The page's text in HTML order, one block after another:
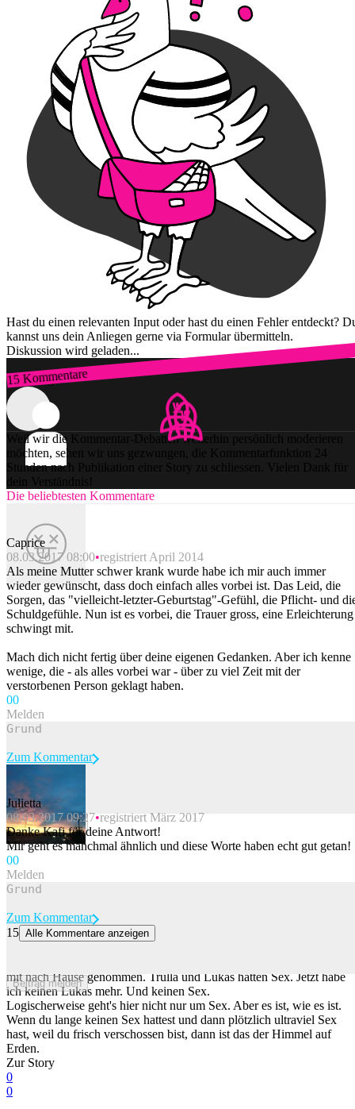
Hast du einen relevanten Input oder hast du einen Fehler entdeckt?
kannst uns dein Anliegen gerne via Formular übermitteln.
Diskussion wird geladen...
15 Kommentare
Zum Login
Weil wir die Kommentar-Debatten weiterhin persönlich moderieren
möchten, sehen wir uns gezwungen, die Kommentarfunktion 24
Stunden nach Publikation einer Story zu schliessen. Vielen Dank für
dein Verständnis!
Die beliebtesten Kommentare
Caprice
08.03.2017 08:00 registriert April 2014
Als meine Mutter schwer krank wurde habe ich mir auch immer
wieder gewünscht, dass doch einfach alles vorbei ist. Das Leid, die
Sorgen, das "vielleicht-letzter-Geburtstag"-Gefühl, die Pflicht- und
Schuldgefühle. Nun ist es vorbei, die Trauer gross, eine Erleichterung
schwingt mit.
Mach dich nicht fertig über deine eigenen Gedanken. Aber ich kenne
wenige, die - als alles vorbei war - über zu viel Zeit mit der
verstorbenen Person geklagt haben.
00
Melden
Beitrag melden
Zum Kommentar
Julietta
08.03.2017 09:27 registriert März 2017
Danke Kafi für deine Antwort!
Mir geht es manchmal ähnlich und diese Worte haben echt gut getan!
00
Melden
Beitrag melden
Zum Kommentar
15 Alle Kommentare anzeigen
mit nach Hause genommen. Trulla und Lukas hatten Sex. Jetzt habe
ich keinen Lukas mehr. Und keinen Sex.
Logischerweise geht's hier nicht nur um Sex. Aber es ist, wie es ist.
Wenn du lange keinen Sex hattest und dann plötzlich ultraviel Sex
hast, weil du frisch verschossen bist, dann ist das der Himmel auf
Erden.
Zur Story
0
0